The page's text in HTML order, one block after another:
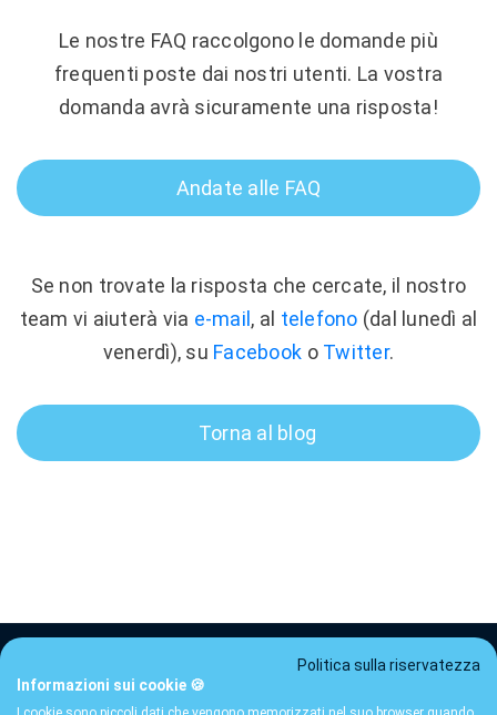
Le nostre FAQ raccolgono le domande più
frequenti poste dai nostri utenti. La vostra
domanda avrà sicuramente una risposta!
Andate alle FAQ
Se non trovate la risposta che cercate, il nostro
team vi aiuterà via e-mail , al telefono (dal lunedì al
venerdì), su Facebook o Twitter.
Torna al blog
Tariffe CGU Privacy Contatto Guide
Politica sulla riservatezza
Informazioni sui cookie 🍪